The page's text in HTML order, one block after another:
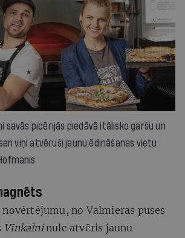
savās picērijās piedāvā itālisko garšu un
viņi atvēruši jaunu ēdināšanas vietu
no Valmieras puses
Vīnkalninule atvēris jaunu